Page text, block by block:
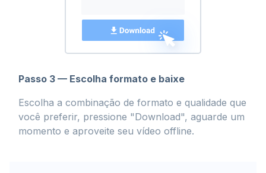
Passo 3 — Escolha formato e baixe
Escolha a combinação de formato e qualidade que
você preferir, pressione "Download", aguarde um
momento e aproveite seu vídeo offline.